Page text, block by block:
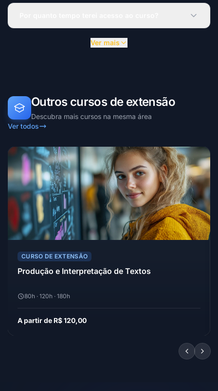
Ver mais
Outros cursos de extensão
Descubra mais cursos na mesma área
Ver todos
CURSO DE EXTENSÃO
Produção e Interpretação de Textos
80h · 120h · 180h
A partir de R$ 120,00